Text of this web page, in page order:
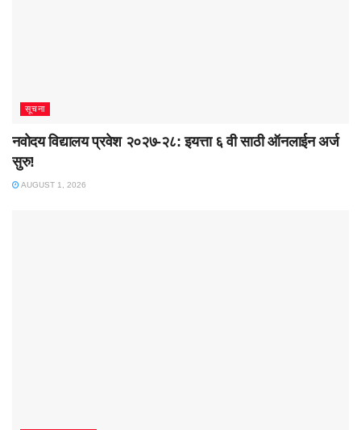
सूचना
नवोदय विद्यालय प्रवेश २०२७-२८: इयत्ता ६ वी साठी ऑनलाईन अर्ज
सुरु!
AUGUST 1, 2026